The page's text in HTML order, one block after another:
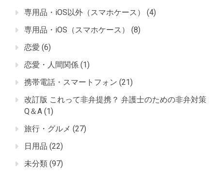
専用品・iOS以外（スマホケース）
(4)
専用品・iOS（スマホケース）
(8)
恋愛 (6)
恋愛・人間関係 (1)
携帯電話・スマートフォン (21)
改訂版 これって非弁提携？ 弁護士のための非弁対策
Q＆A (1)
旅行・グルメ (27)
日用品 (22)
未分類 (97)